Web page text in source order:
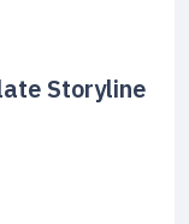
Storyline